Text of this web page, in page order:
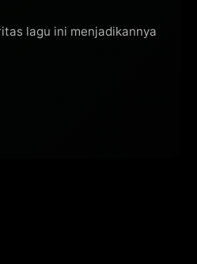
lagu ini menjadikannya